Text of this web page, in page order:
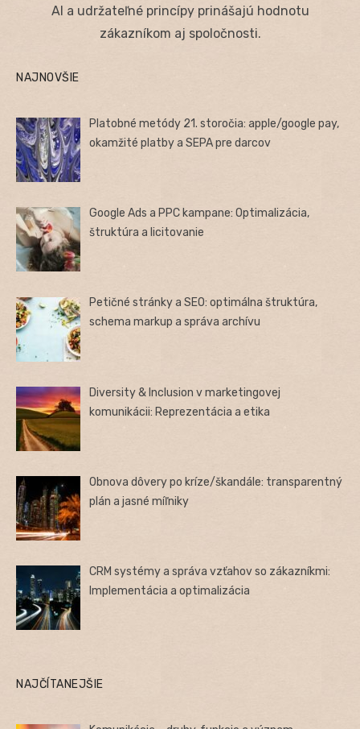
AI a udržateľné princípy prinášajú hodnotu
zákazníkom aj spoločnosti.
NAJNOVŠIE
Platobné metódy 21. storočia: apple/google pay,
okamžité platby a SEPA pre darcov
Google Ads a PPC kampane: Optimalizácia,
štruktúra a licitovanie
Petičné stránky a SEO: optimálna štruktúra,
schema markup a správa archívu
Diversity & Inclusion v marketingovej
komunikácii: Reprezentácia a etika
Obnova dôvery po kríze/škandále: transparentný
plán a jasné míľniky
CRM systémy a správa vzťahov so zákazníkmi:
Implementácia a optimalizácia
NAJČÍTANEJŠIE